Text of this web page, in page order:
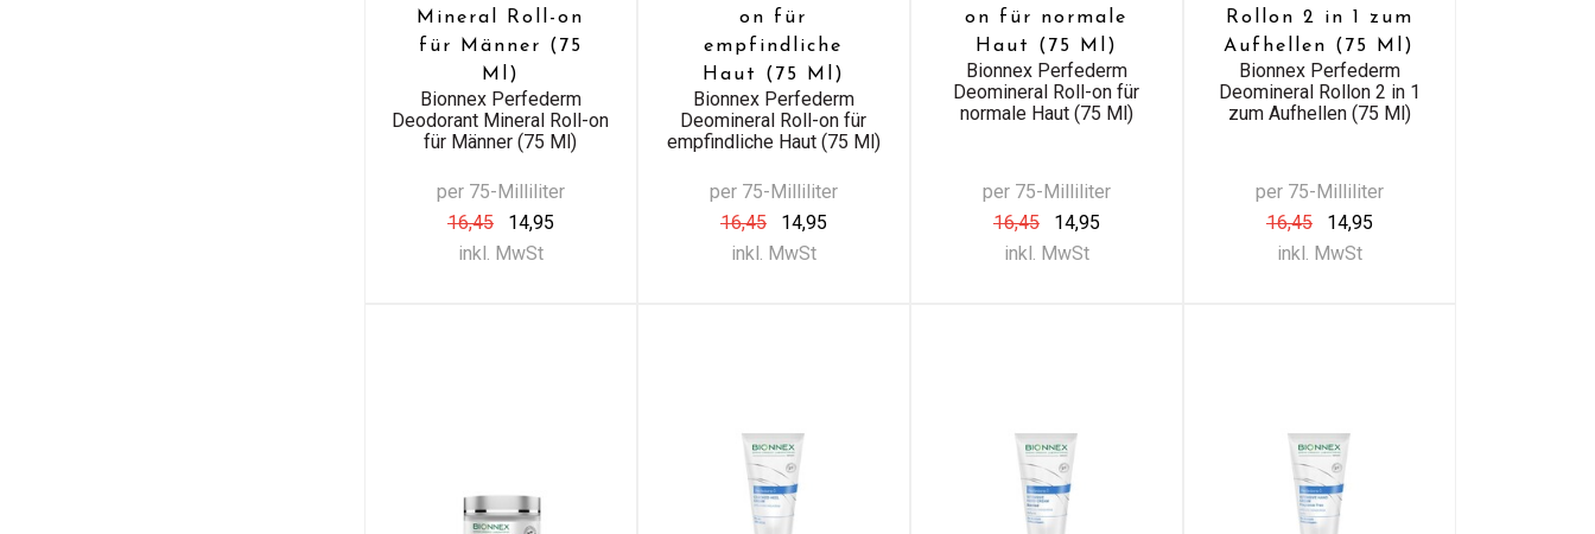
Mineral Roll-on
für Männer (75
Ml)
Bionnex Perfederm
Deodorant Mineral Roll-on
für Männer (75 Ml)
per 75-Milliliter
16,45
14,95
inkl. MwSt
on für
empfindliche
Haut (75 Ml)
Bionnex Perfederm
Deomineral Roll-on für
empfindliche Haut (75 Ml)
per 75-Milliliter
16,45
14,95
inkl. MwSt
on für normale
Haut (75 Ml)
Bionnex Perfederm
Deomineral Roll-on für
normale Haut (75 Ml)
per 75-Milliliter
16,45
14,95
inkl. MwSt
Rollon 2 in 1 zum
Aufhellen (75 Ml)
Bionnex Perfederm
Deomineral Rollon 2 in 1
zum Aufhellen (75 Ml)
per 75-Milliliter
16,45
14,95
inkl. MwSt